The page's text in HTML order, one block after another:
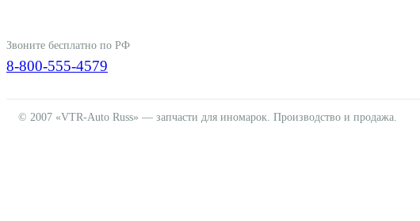
Звоните бесплатно по РФ
8-800-555-4579
© 2007 «VTR-Auto Russ» — запчасти для иномарок. Производство и продажа.